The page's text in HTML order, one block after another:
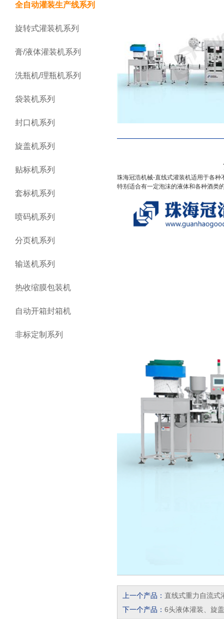
全自动灌装生产线系列
旋转式灌装机系列
膏/液体灌装机系列
洗瓶机/理瓶机系列
袋装机系列
封口机系列
旋盖机系列
贴标机系列
套标机系列
喷码机系列
分页机系列
输送机系列
热收缩膜包装机
自动开箱封箱机
非标定制系列
珠海冠浩机械-直线式灌装机适用于各种
特别适合有一定泡沬的液体和各种酒类
上一个产品： 直线式重力自流式
下一个产品： 6头液体灌装、旋